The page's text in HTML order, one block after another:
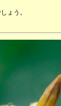
ょう。